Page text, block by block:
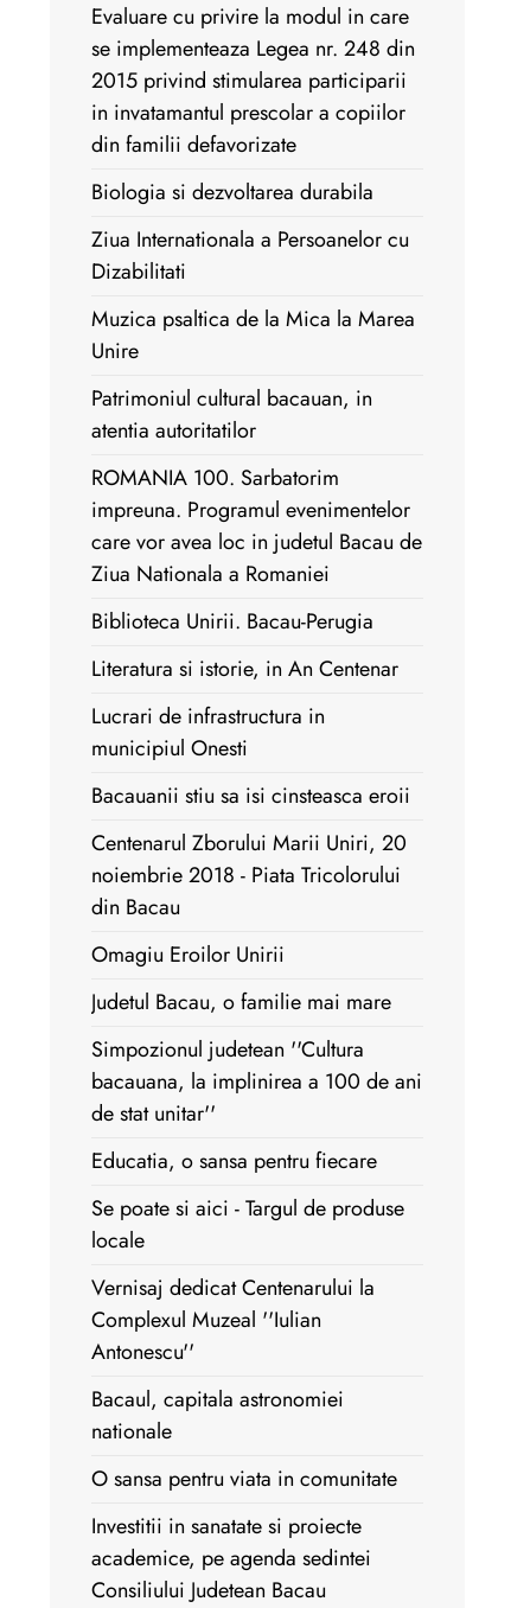
Evaluare cu privire la modul in care
se implementeaza Legea nr. 248 din
2015 privind stimularea participarii
in invatamantul prescolar a copiilor
din familii defavorizate
Biologia si dezvoltarea durabila
Ziua Internationala a Persoanelor cu
Dizabilitati
Muzica psaltica de la Mica la Marea
Unire
Patrimoniul cultural bacauan, in
atentia autoritatilor
ROMANIA 100. Sarbatorim
impreuna. Programul evenimentelor
care vor avea loc in judetul Bacau de
Ziua Nationala a Romaniei
Biblioteca Unirii. Bacau-Perugia
Literatura si istorie, in An Centenar
Lucrari de infrastructura in
municipiul Onesti
Bacauanii stiu sa isi cinsteasca eroii
Centenarul Zborului Marii Uniri, 20
noiembrie 2018 - Piata Tricolorului
din Bacau
Omagiu Eroilor Unirii
Judetul Bacau, o familie mai mare
Simpozionul judetean ''Cultura
bacauana, la implinirea a 100 de ani
de stat unitar''
Educatia, o sansa pentru fiecare
Se poate si aici - Targul de produse
locale
Vernisaj dedicat Centenarului la
Complexul Muzeal ''Iulian
Antonescu''
Bacaul, capitala astronomiei
nationale
O sansa pentru viata in comunitate
Investitii in sanatate si proiecte
academice, pe agenda sedintei
Consiliului Judetean Bacau